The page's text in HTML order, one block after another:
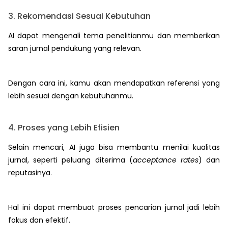
3. Rekomendasi Sesuai Kebutuhan
AI dapat mengenali tema penelitianmu dan memberikan
saran jurnal pendukung yang relevan.
Dengan cara ini, kamu akan mendapatkan referensi yang
lebih sesuai dengan kebutuhanmu.
4. Proses yang Lebih Efisien
Selain mencari, AI juga bisa membantu menilai kualitas
jurnal, seperti peluang diterima (acceptance rates) dan
reputasinya.
Hal ini dapat membuat proses pencarian jurnal jadi lebih
fokus dan efektif.